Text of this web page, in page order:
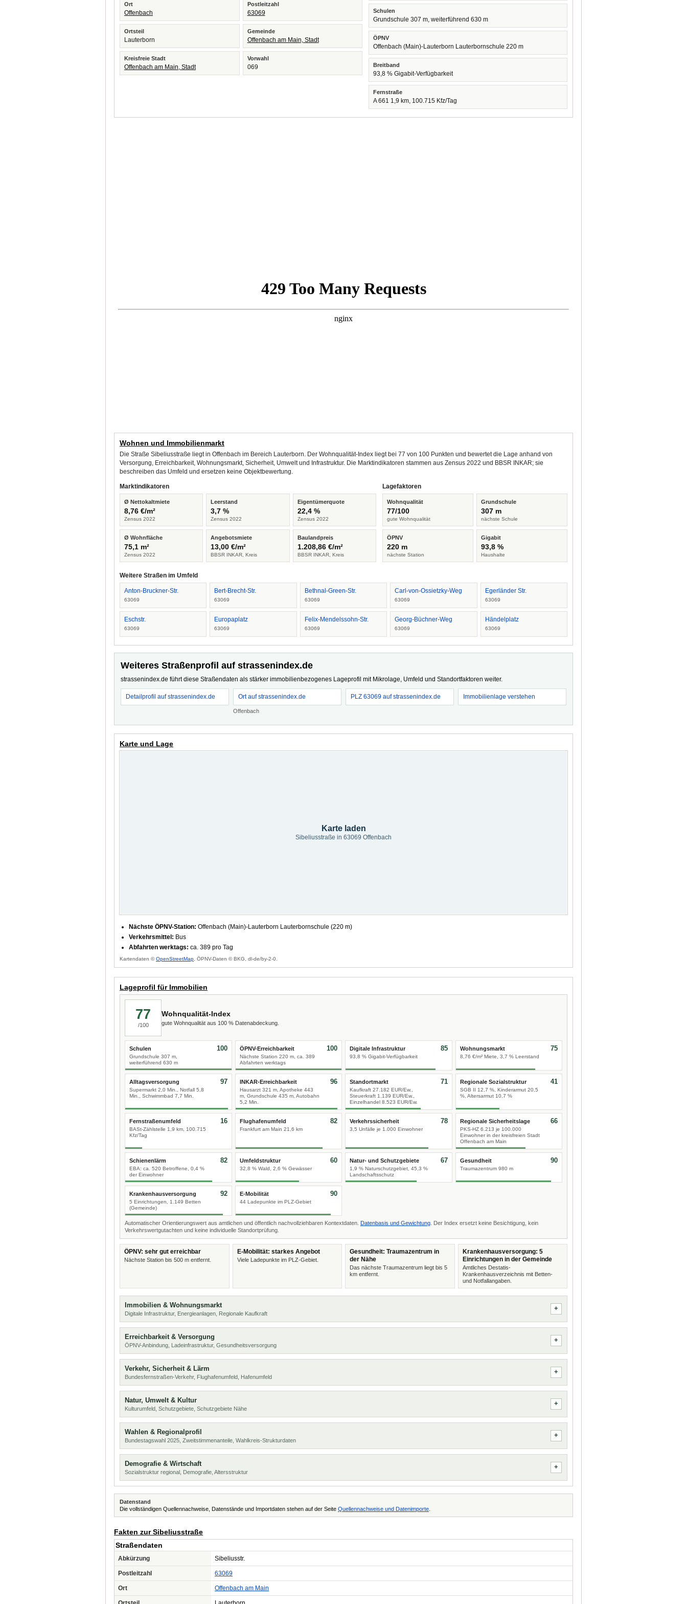
Ort
Offenbach
Postleitzahl
63069
Ortsteil
Lauterborn
Gemeinde
Offenbach am Main, Stadt
Kreisfreie Stadt
Offenbach am Main, Stadt
Vorwahl
069
Schulen
Grundschule 307 m, weiterführend 630 m
ÖPNV
Offenbach (Main)-Lauterborn Lauterbornschule 220 m
Breitband
93,8 % Gigabit-Verfügbarkeit
Fernstraße
A 661 1,9 km, 100.715 Kfz/Tag
Wohnen und Immobilienmarkt
Die Straße Sibeliusstraße liegt in Offenbach im Bereich Lauterborn. Der Wohnqualität-Index liegt bei 77 von 100 Punkten und bewertet die Lage anhand von
Versorgung, Erreichbarkeit, Wohnungsmarkt, Sicherheit, Umwelt und Infrastruktur. Die Marktindikatoren stammen aus Zensus 2022 und BBSR INKAR; sie
beschreiben das Umfeld und ersetzen keine Objektbewertung.
Marktindikatoren
Ø Nettokaltmiete
8,76 €/m²
Zensus 2022
Leerstand
3,7 %
Zensus 2022
Eigentümerquote
22,4 %
Zensus 2022
Ø Wohnfläche
75,1 m²
Zensus 2022
Angebotsmiete
13,00 €/m²
BBSR INKAR, Kreis
Baulandpreis
1.208,86 €/m²
BBSR INKAR, Kreis
Lagefaktoren
Wohnqualität
77/100
gute Wohnqualität
Grundschule
307 m
nächste Schule
ÖPNV
220 m
nächste Station
Gigabit
93,8 %
Haushalte
Weitere Straßen im Umfeld
Anton-Bruckner-Str.
63069
Bert-Brecht-Str.
63069
Bethnal-Green-Str.
63069
Carl-von-Ossietzky-Weg
63069
Egerländer Str.
63069
Eschstr.
63069
Europaplatz
63069
Felix-Mendelssohn-Str.
63069
Georg-Büchner-Weg
63069
Händelplatz
63069
Weiteres Straßenprofil auf strassenindex.de
strassenindex.de führt diese Straßendaten als stärker immobilienbezogenes Lageprofil mit Mikrolage, Umfeld und Standortfaktoren weiter.
Detailprofil auf strassenindex.de Ort auf strassenindex.de
Offenbach
PLZ 63069 auf strassenindex.de Immobilienlage verstehen
Karte und Lage
Karte laden
Sibeliusstraße in 63069 Offenbach
Nächste ÖPNV-Station: Offenbach (Main)-Lauterborn Lauterbornschule (220 m)
Verkehrsmittel: Bus
Abfahrten werktags: ca. 389 pro Tag
Kartendaten ©OpenStreetMap , ÖPNV-Daten © BKG, dl-de/by-2-0.
Lageprofil für Immobilien
77
/100
Wohnqualität-Index
gute Wohnqualität aus 100 % Datenabdeckung.
Schulen
Grundschule 307 m,
weiterführend 630 m
100 ÖPNV-Erreichbarkeit
Nächste Station 220 m, ca. 389
Abfahrten werktags
100 Digitale Infrastruktur
93,8 % Gigabit-Verfügbarkeit
85 Wohnungsmarkt
8,76 €/m² Miete, 3,7 % Leerstand
75
Alltagsversorgung
Supermarkt 2,0 Min., Notfall 5,8
Min., Schwimmbad 7,7 Min.
97 INKAR-Erreichbarkeit
Hausarzt 321 m, Apotheke 443
m, Grundschule 435 m, Autobahn
5,2 Min.
96 Standortmarkt
Kaufkraft 27.182 EUR/Ew.,
Steuerkraft 1.139 EUR/Ew.,
Einzelhandel 8.523 EUR/Ew.
71 Regionale Sozialstruktur
SGB II 12,7 %, Kinderarmut 20,5
%, Altersarmut 10,7 %
41
Fernstraßenumfeld
BASt-Zählstelle 1,9 km, 100.715
Kfz/Tag
16 Flughafenumfeld
Frankfurt am Main 21,6 km
82 Verkehrssicherheit
3,5 Unfälle je 1.000 Einwohner
78 Regionale Sicherheitslage
PKS-HZ 6.213 je 100.000
Einwohner in der kreisfreien Stadt
Offenbach am Main
66
Schienenlärm
EBA: ca. 520 Betroffene, 0,4 %
der Einwohner
82 Umfeldstruktur
32,8 % Wald, 2,6 % Gewässer
60 Natur- und Schutzgebiete
1,9 % Naturschutzgebiet, 45,3 %
Landschaftsschutz
67 Gesundheit
Traumazentrum 980 m
90
Krankenhausversorgung
5 Einrichtungen, 1.149 Betten
(Gemeinde)
92 E-Mobilität
44 Ladepunkte im PLZ-Gebiet
90
Automatischer Orientierungswert aus amtlichen und öffentlich nachvollziehbaren Kontextdaten. Datenbasis und Gewichtung . Der Index ersetzt keine Besichtigung, kein
Verkehrswertgutachten und keine individuelle Standortprüfung.
ÖPNV: sehr gut erreichbar
Nächste Station bis 500 m entfernt.
E-Mobilität: starkes Angebot
Viele Ladepunkte im PLZ-Gebiet.
Gesundheit: Traumazentrum in
der Nähe
Das nächste Traumazentrum liegt bis 5
km entfernt.
Krankenhausversorgung: 5
Einrichtungen in der Gemeinde
Amtliches Destatis-
Krankenhausverzeichnis mit Betten-
und Notfallangaben.
Immobilien & Wohnungsmarkt
Digitale Infrastruktur, Energieanlagen, Regionale Kaufkraft
Erreichbarkeit & Versorgung
ÖPNV-Anbindung, Ladeinfrastruktur, Gesundheitsversorgung
Verkehr, Sicherheit & Lärm
Bundesfernstraßen-Verkehr, Flughafenumfeld, Hafenumfeld
Natur, Umwelt & Kultur
Kulturumfeld, Schutzgebiete, Schutzgebiete Nähe
Wahlen & Regionalprofil
Bundestagswahl 2025, Zweitstimmenanteile, Wahlkreis-Strukturdaten
Demografie & Wirtschaft
Sozialstruktur regional, Demografie, Altersstruktur
Datenstand
Die vollständigen Quellennachweise, Datenstände und Importdaten stehen auf der Seite Quellennachweise und Datenimporte
Fakten zur Sibeliusstraße
Straßendaten
Abkürzung Sibeliusstr.
Postleitzahl 63069
Ort Offenbach am Main